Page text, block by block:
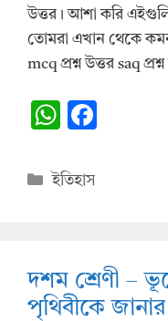
উত্তর। আশা করি
তোমরা এখান থেকে
mcq প্রশ্ন উত্তর saq
W
at
p
o
k
Categories
ইতিহাস
দশম শ্রেণী –
পৃথিবীকে